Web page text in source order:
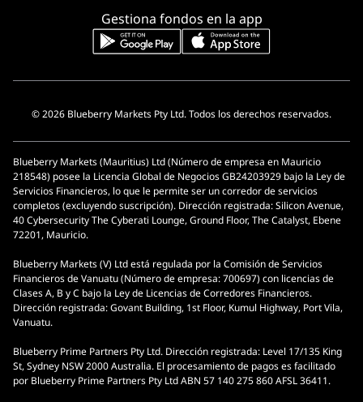
Gestiona fondos en la app
© 2026 Blueberry Markets Pty Ltd. Todos los derechos reservados.
Blueberry Markets (Mauritius) Ltd (Número de empresa en Mauricio
218548) posee la Licencia Global de Negocios GB24203929 bajo la Ley de
Servicios Financieros, lo que le permite ser un corredor de servicios
completos (excluyendo suscripción). Dirección registrada: Silicon Avenue,
40 Cybersecurity The Cyberati Lounge, Ground Floor, The Catalyst, Ebene
72201, Mauricio.
Blueberry Markets (V) Ltd está regulada por la Comisión de Servicios
Financieros de Vanuatu (Número de empresa: 700697) con licencias de
Clases A, B y C bajo la Ley de Licencias de Corredores Financieros.
Dirección registrada: Govant Building, 1st Floor, Kumul Highway, Port Vila,
Vanuatu.
Blueberry Prime Partners Pty Ltd. Dirección registrada: Level 17/135 King
St, Sydney NSW 2000 Australia. El procesamiento de pagos es facilitado
por Blueberry Prime Partners Pty Ltd ABN 57 140 275 860 AFSL 36411.